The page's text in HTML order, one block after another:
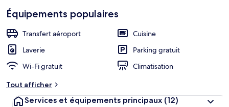
Équipements populaires
Transfert aéroport
Cuisine
Laverie
Parking gratuit
Wi-Fi gratuit
Climatisation
Tout afficher
Services et équipements principaux (12)